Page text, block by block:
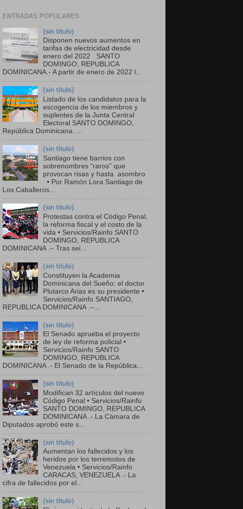
ENTRADAS POPULARES
(sin título)
Disponen nuevos aumentos en
tarifas de electricidad desde
enero del 2022 SANTO
DOMINGO, REPUBLICA
DOMINICANA.- A partir de enero de 2022 l...
(sin título)
Listado de los candidatos para la
escogencia de los miembros y
suplentes de la Junta Central
Electoral SANTO DOMINGO,
República Dominicana. ...
(sin título)
Santiago tiene barrios con
sobrenombres “raros” que
provocan risas y hasta asombro
• Por Ramón Lora Santiago de
Los Caballeros...
(sin título)
Protestas contra el Código Penal,
la reforma fiscal y el costo de la
vida • Servicios/Rainfo SANTO
DOMINGO, REPUBLICA
DOMINICANA .– Tras sei...
(sin título)
Constituyen la Academia
Dominicana del Sueño; el doctor
Plutarco Arias es su presidente •
Servicios/Rainfo SANTIAGO,
REPUBLICA DOMINICANA .–...
(sin título)
El Senado aprueba el proyecto
de ley de reforma policial •
Servicios/Rainfo SANTO
DOMINGO, REPUBLICA
DOMINICANA .- El Senado de la República...
(sin título)
Modifican 32 artículos del nuevo
Código Penal • Servicios/Rainfo
SANTO DOMINGO, REPUBLICA
DOMINICANA .- La Cámara de
Diputados aprobó este s...
(sin título)
Aumentan los fallecidos y los
heridos por los terremotos de
Venezuela • Servicios/Rainfo
CARACAS, VENEZUELA .- La
cifra de fallecidos por el...
(sin título)